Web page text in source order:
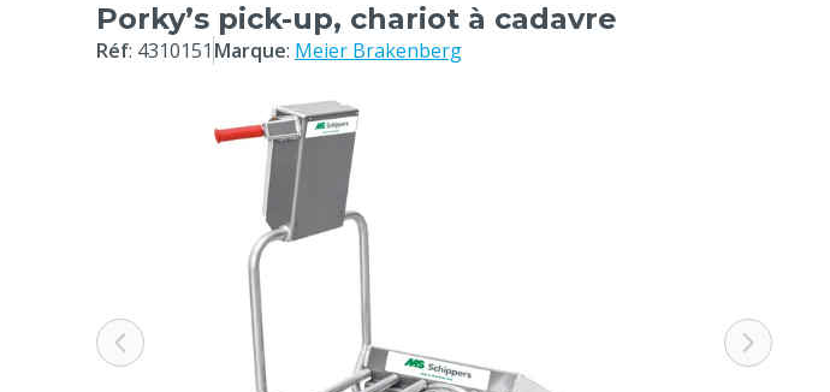
Porky’s pick-up, chariot à cadavre
Réf: 4310151 Marque: Meier Brakenberg